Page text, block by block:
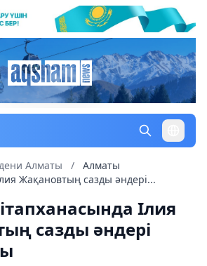
Алматы /
Алматы
Жақановтың сазды әндері...
Ілия
сазды әндері